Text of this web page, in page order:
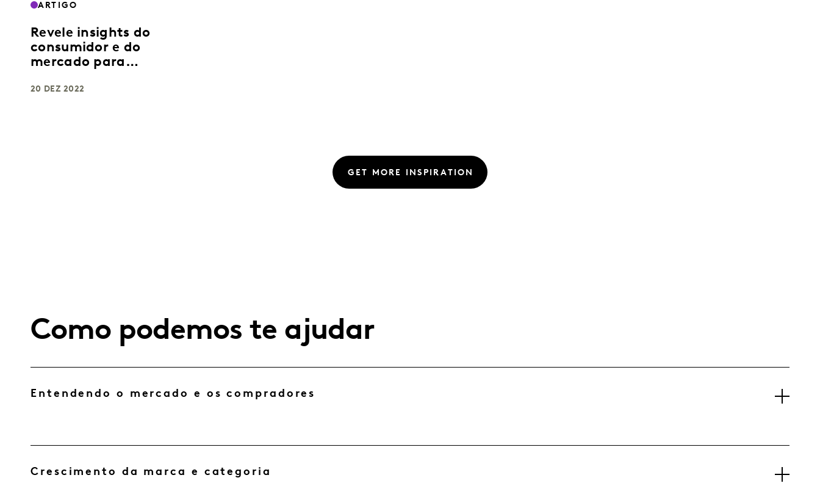
ARTIGO
Revele insights do
consumidor e do
mercado para
crescimento
20 DEZ 2022
GET MORE INSPIRATION
Como podemos te ajudar
Entendendo o mercado e os compradores
Crescimento da marca e categoria